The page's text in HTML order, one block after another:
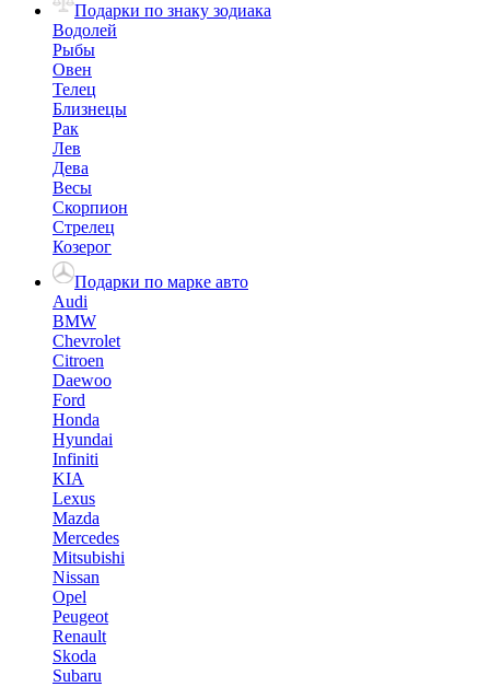
Подарки по знаку зодиака
Водолей
Рыбы
Овен
Телец
Близнецы
Рак
Лев
Дева
Весы
Скорпион
Стрелец
Козерог
Подарки по марке авто
Audi
BMW
Chevrolet
Citroen
Daewoo
Ford
Honda
Hyundai
Infiniti
KIA
Lexus
Mazda
Mercedes
Mitsubishi
Nissan
Opel
Peugeot
Renault
Skoda
Subaru